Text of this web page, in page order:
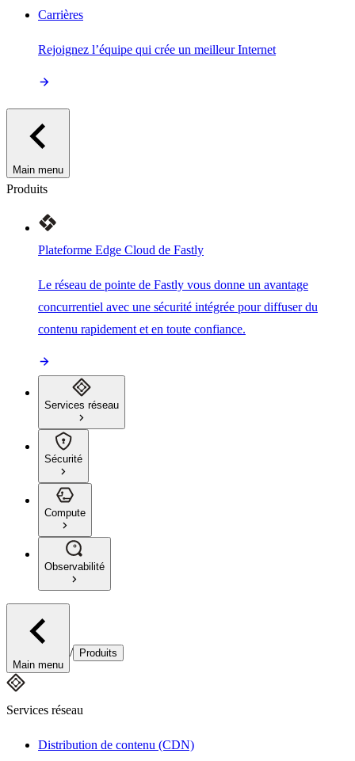
Carrières
Rejoignez l’équipe qui crée un meilleur Internet
Main menu
Produits
Plateforme Edge Cloud de Fastly
Le réseau de pointe de Fastly vous donne un avantage
concurrentiel avec une sécurité intégrée pour diffuser du
contenu rapidement et en toute confiance.
Services réseau
Sécurité
Compute
Observabilité
Main menu
/ Produits
Services réseau
Distribution de contenu (CDN)